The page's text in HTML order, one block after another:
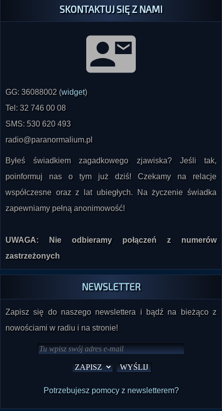
)
Tel: 32 746 00 08
SMS: 530 620 493
radio@paranormalium.pl
Byłeś świadkiem zagadkowego zjawiska? Jeśli tak,
poinformuj nas o tym już dziś! Czekamy na relacje
współczesne oraz z lat ubiegłych. Na życzenie świadka
zapewniamy pełną anonimowość!
zastrzeżonych
NEWSLETTER
Zapisz się do naszego newslettera i bądź na bieżąco z
nowościami w radiu i na stronie!
Potrzebujesz pomocy z newsletterem?
PROGRAM NA DZIŚ